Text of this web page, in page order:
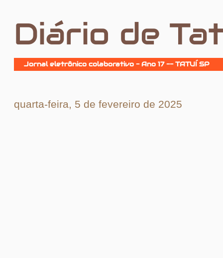
Diário de
Jornal eletrônico colaborativo - Ano 17 -- TATUÍ SP
quarta-feira, 5 de fevereiro de 2025